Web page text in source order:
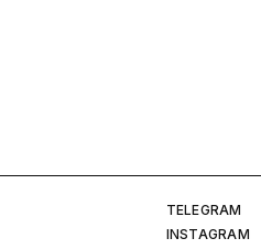
TELEGRAM
INSTAGRAM